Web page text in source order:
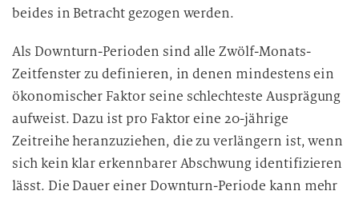
beides in Betracht gezogen werden.
Als Downturn-Perioden sind alle Zwölf-Monats-
Zeitfenster zu definieren, in denen mindestens ein
ökonomischer Faktor seine schlechteste Ausprägung
aufweist. Dazu ist pro Faktor eine 20-jährige
Zeitreihe heranzuziehen, die zu verlängern ist, wenn
sich kein klar erkennbarer Abschwung identifizieren
lässt. Die Dauer einer Downturn-Periode kann mehr